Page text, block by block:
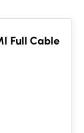
Full Cable